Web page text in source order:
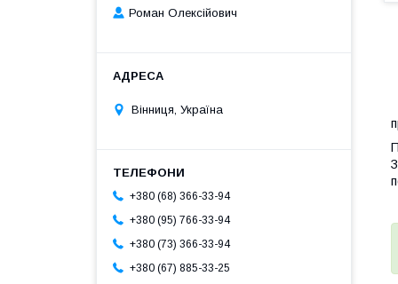
Роман Олексійович
Вінниця, Україна
+380 (68) 366-33-94
+380 (95) 766-33-94
+380 (73) 366-33-94
+380 (67) 885-33-25